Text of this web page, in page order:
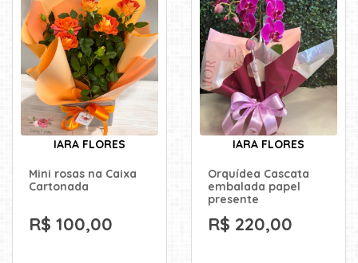
IARA FLORES
Mini rosas na Caixa
Cartonada
R$ 100,00
IARA FLORES
Orquídea Cascata
embalada papel
presente
R$ 220,00